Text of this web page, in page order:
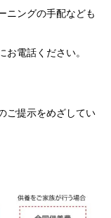
ニングの手配なども
電話ください。
ご提示をめざしてい